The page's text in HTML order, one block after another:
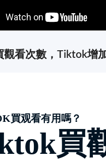
觀看次數，Tiktok增
買观看有用嗎？
買